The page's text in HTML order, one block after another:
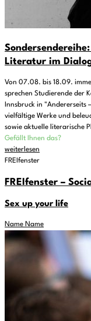
Literatur im
Von 07.08. bis 18.09.
sprechen Studierende der
Innsbruck in "Andererseits
vielfältige Werke und
sowie aktuelle literarische
Gefällt Ihnen das?
weiterlesen
FREIfenster
FREIfenster –
Sex up your life
Name Name